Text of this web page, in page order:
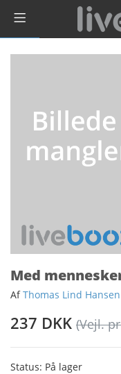
Med
AfThomas Lind Hansen
237 DKK (Vejl.
Status: På lager